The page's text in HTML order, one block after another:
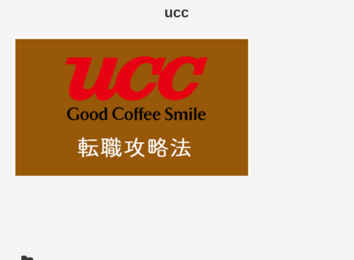
ucc